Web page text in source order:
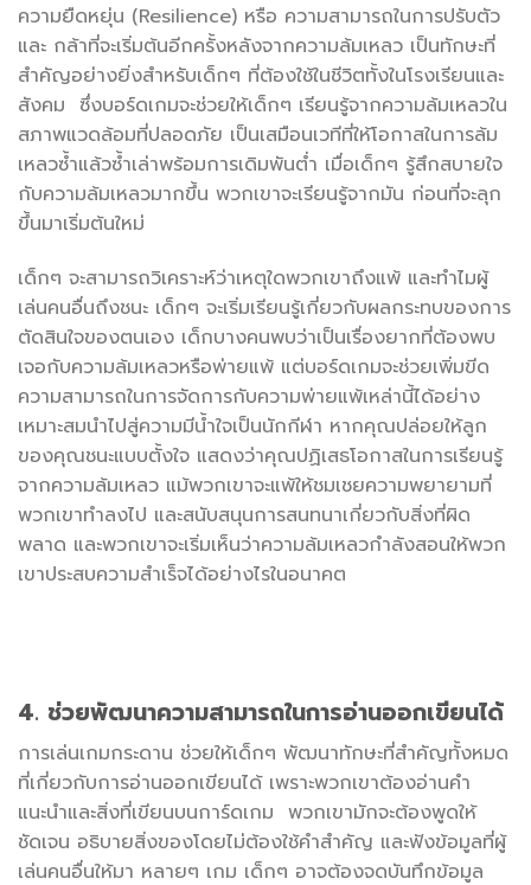
ความยืดหยุ่น (Resilience) หรือ ความสามารถในการปรับตัว
และ กล้าที่จะเริ่มต้นอีกครั้งหลังจากความล้มเหลว เป็นทักษะที่
สำคัญอย่างยิ่งสำหรับเด็กๆ ที่ต้องใช้ในชีวิตทั้งในโรงเรียนและ
สังคม ซึ่งบอร์ดเกมจะช่วยให้เด็กๆ เรียนรู้จากความล้มเหลวใน
สภาพแวดล้อมที่ปลอดภัย เป็นเสมือนเวทีที่ให้โอกาสในการล้ม
เหลวซ้ำแล้วซ้ำเล่าพร้อมการเดิมพันต่ำ เมื่อเด็กๆ รู้สึกสบายใจ
กับความล้มเหลวมากขึ้น พวกเขาจะเรียนรู้จากมัน ก่อนที่จะลุก
ขึ้นมาเริ่มต้นใหม่
เด็กๆ จะสามารถวิเคราะห์ว่าเหตุใดพวกเขาถึงแพ้ และทำไมผู้
เล่นคนอื่นถึงชนะ เด็กๆ จะเริ่มเรียนรู้เกี่ยวกับผลกระทบของการ
ตัดสินใจของตนเอง เด็กบางคนพบว่าเป็นเรื่องยากที่ต้องพบ
เจอกับความล้มเหลวหรือพ่ายแพ้ แต่บอร์ดเกมจะช่วยเพิ่มขีด
ความสามารถในการจัดการกับความพ่ายแพ้เหล่านี้ได้อย่าง
เหมาะสมนำไปสู่ความมีน้ำใจเป็นนักกีฬา หากคุณปล่อยให้ลูก
ของคุณชนะแบบตั้งใจ แสดงว่าคุณปฏิเสธโอกาสในการเรียนรู้
จากความล้มเหลว แม้พวกเขาจะแพ้ให้ชมเชยความพยายามที่
พวกเขาทำลงไป และสนับสนุนการสนทนาเกี่ยวกับสิ่งที่ผิด
พลาด และพวกเขาจะเริ่มเห็นว่าความล้มเหลวกำลังสอนให้พวก
เขาประสบความสำเร็จได้อย่างไรในอนาคต
4. ช่วยพัฒนาความสามารถในการอ่านออกเขียนได้
การเล่นเกมกระดาน ช่วยให้เด็กๆ พัฒนาทักษะที่สำคัญทั้งหมด
ที่เกี่ยวกับการอ่านออกเขียนได้ เพราะพวกเขาต้องอ่านคำ
แนะนำและสิ่งที่เขียนบนการ์ดเกม พวกเขามักจะต้องพูดให้
ชัดเจน อธิบายสิ่งของโดยไม่ต้องใช้คำสำคัญ และฟังข้อมูลที่ผู้
เล่นคนอื่นให้มา หลายๆ เกม เด็กๆ อาจต้องจดบันทึกข้อมูล